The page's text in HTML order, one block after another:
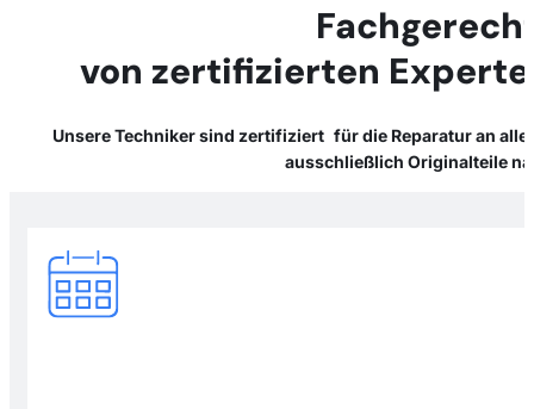
von zertifizierten
Unsere Techniker sind zertifiziert für die Reparatur an
ausschließlich Originalteile